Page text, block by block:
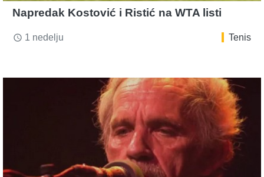
Napredak Kostović i Ristić na WTA listi
access_time 1 nedelju Tenis